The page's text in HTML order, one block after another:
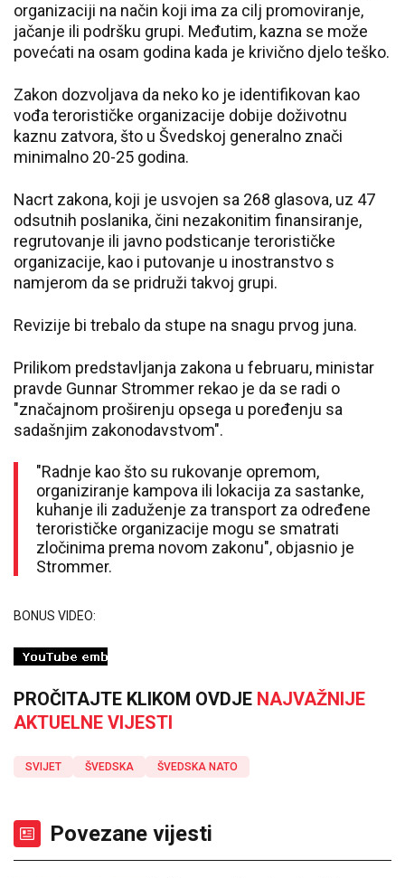
organizaciji na način koji ima za cilj promoviranje,
jačanje ili podršku grupi. Međutim, kazna se može
povećati na osam godina kada je krivično djelo teško.
Zakon dozvoljava da neko ko je identifikovan kao
vođa terorističke organizacije dobije doživotnu
kaznu zatvora, što u Švedskoj generalno znači
minimalno 20-25 godina.
Nacrt zakona, koji je usvojen sa 268 glasova, uz 47
odsutnih poslanika, čini nezakonitim finansiranje,
regrutovanje ili javno podsticanje terorističke
organizacije, kao i putovanje u inostranstvo s
namjerom da se pridruži takvoj grupi.
Revizije bi trebalo da stupe na snagu prvog juna.
Prilikom predstavljanja zakona u februaru, ministar
pravde Gunnar Strommer rekao je da se radi o
"značajnom proširenju opsega u poređenju sa
sadašnjim zakonodavstvom".
"Radnje kao što su rukovanje opremom,
organiziranje kampova ili lokacija za sastanke,
kuhanje ili zaduženje za transport za određene
terorističke organizacije mogu se smatrati
zločinima prema novom zakonu", objasnio je
Strommer.
BONUS VIDEO:
PROČITAJTE KLIKOM OVDJE NAJVAŽNIJE
AKTUELNE VIJESTI
SVIJET ŠVEDSKA ŠVEDSKA NATO
Povezane vijesti